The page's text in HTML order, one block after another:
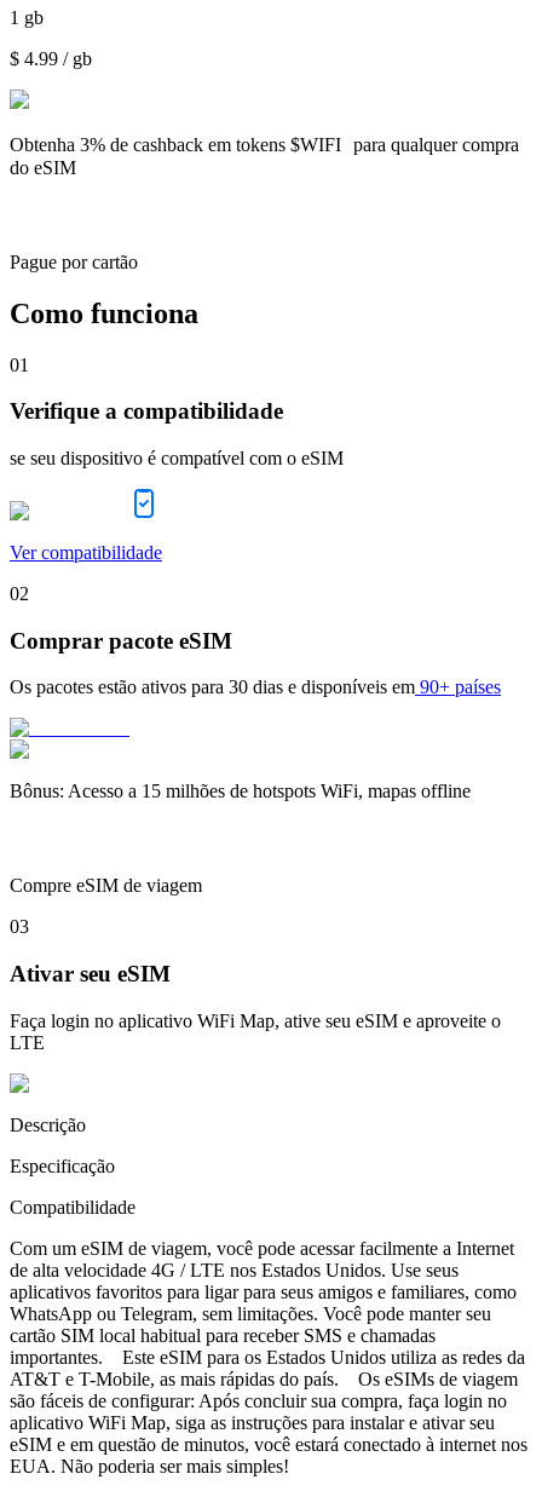
1 gb
$ 4.99 / gb
Obtenha 3% de cashback em tokens $WIFI para qualquer compra
do eSIM
Pague por cartão
Como funciona
01
Verifique a compatibilidade
se seu dispositivo é compatível com o eSIM
Ver compatibilidade
02
Comprar pacote eSIM
Os pacotes estão ativos para 30 dias e disponíveis em 90+ países
Bônus: Acesso a 15 milhões de hotspots WiFi, mapas offline
Compre eSIM de viagem
03
Ativar seu eSIM
Faça login no aplicativo WiFi Map, ative seu eSIM e aproveite o
LTE
Descrição
Especificação
Compatibilidade
Com um eSIM de viagem, você pode acessar facilmente a Internet
de alta velocidade 4G / LTE nos Estados Unidos. Use seus
aplicativos favoritos para ligar para seus amigos e familiares, como
WhatsApp ou Telegram, sem limitações. Você pode manter seu
cartão SIM local habitual para receber SMS e chamadas
importantes. Este eSIM para os Estados Unidos utiliza as redes da
AT&T e T-Mobile, as mais rápidas do país. Os eSIMs de viagem
são fáceis de configurar: Após concluir sua compra, faça login no
aplicativo WiFi Map, siga as instruções para instalar e ativar seu
eSIM e em questão de minutos, você estará conectado à internet nos
EUA. Não poderia ser mais simples!